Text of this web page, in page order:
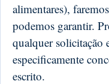
alimentares),
podemos garantir.
qualquer solicitação
especificamente
escrito.